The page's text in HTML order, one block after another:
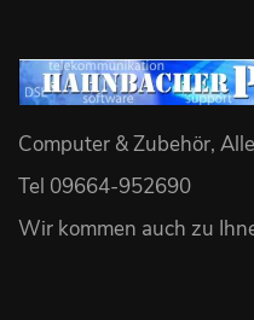
Computer & Zubehör,
Tel 09664-952690
Wir kommen auch zu